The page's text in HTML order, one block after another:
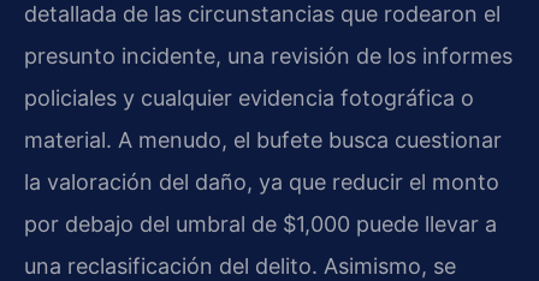
detallada de las circunstancias que rodearon el
presunto incidente, una revisión de los informes
policiales y cualquier evidencia fotográfica o
material. A menudo, el bufete busca cuestionar
la valoración del daño, ya que reducir el monto
por debajo del umbral de $1,000 puede llevar a
una reclasificación del delito. Asimismo, se